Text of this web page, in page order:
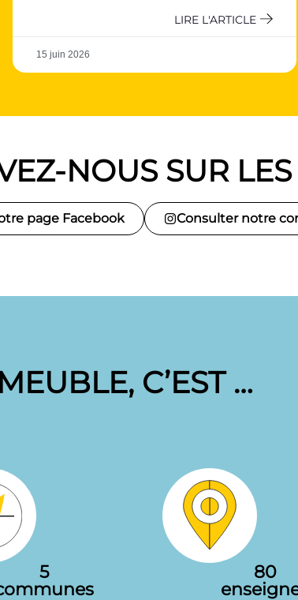
LIRE L'ARTICLE
15 juin 2026
NOUS SUR
page Facebook Consulter notre
C’EST …
5 80